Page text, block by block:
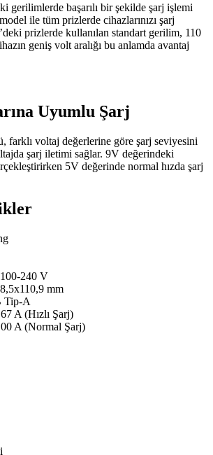
gerilimlerde başarılı bir şekilde şarj işlemi
ile tüm prizlerde cihazlarınızı şarj
prizlerde kullanılan standart gerilim, 110
geniş volt aralığı bu anlamda avantaj
Uyumlu Şarj
farklı voltaj değerlerine göre şarj seviyesini
şarj iletimi sağlar. 9V değerindeki
5V değerinde normal hızda şarj
240 V
mm
Tip-A
A (Hızlı Şarj)
A (Normal Şarj)